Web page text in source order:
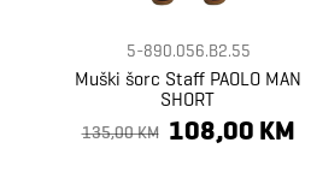
5-890.056.B2.55
Muški šorc Staff PAOLO MAN
SHORT
135,00 KM 108,00 KM